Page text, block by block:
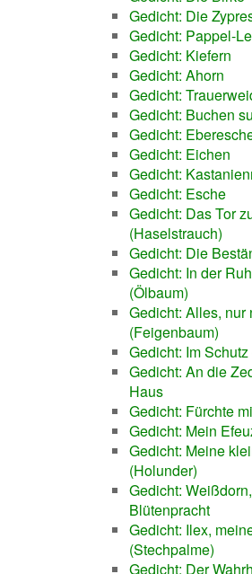
Gedicht: Die
Gedicht: Pappel-
Gedicht: Kiefern
Gedicht: Ahorn
Gedicht:
Gedicht: Buchen
Gedicht:
Gedicht: Eichen
Gedicht:
Gedicht: Esche
Gedicht: Das Tor
(Haselstrauch)
Gedicht: Die
Gedicht: In der
(Ölbaum)
Gedicht: Alles, nur
(Feigenbaum)
Gedicht: Im
Gedicht: An die
Haus
Gedicht: Fürchte
Gedicht: Mein
Gedicht: Meine
(Holunder)
Gedicht:
Blütenpracht
Gedicht: Ilex,
(Stechpalme)
Gedicht: Der